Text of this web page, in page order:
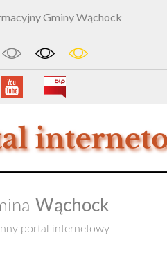
Gminy Wąchock
Wąchock
portal internetowy